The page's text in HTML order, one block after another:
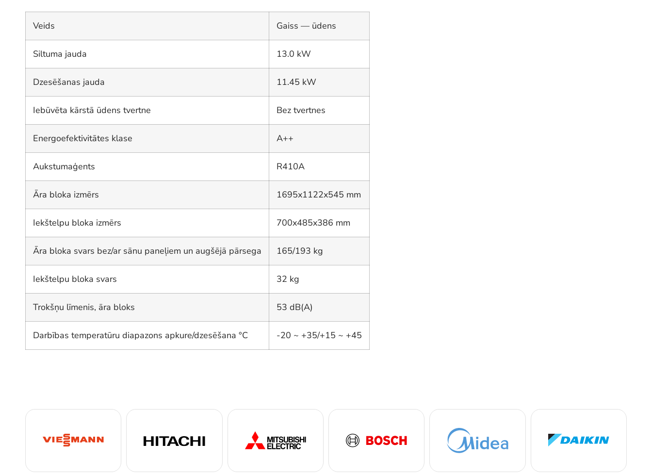
Veids Gaiss — ūdens
Siltuma jauda 13.0 kW
Dzesēšanas jauda 11.45 kW
Iebūvēta kārstā ūdens tvertne Bez tvertnes
Energoefektivitātes klase A++
Aukstumaģents R410A
Āra bloka izmērs 1695x1122x545 mm
Iekštelpu bloka izmērs 700x485x386 mm
Āra bloka svars bez/ar sānu paneļiem un augšējā pārsega 165/193 kg
Iekštelpu bloka svars 32 kg
Trokšņu līmenis, āra bloks 53 dB(A)
Darbības temperatūru diapazons apkure/dzesēšana °C -20 ~ +35/+15 ~ +45